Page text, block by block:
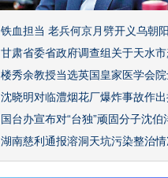
铁血担当 老兵何京月劈开义乌朝
甘肃省委省政府调查组关于天水
楼秀余教授当选英国皇家医学会
沈晓明对临澧烟花厂爆炸事故作
国台办宣布对“台独”顽固分子沈伯
湖南慈利通报溶洞天坑污染整治